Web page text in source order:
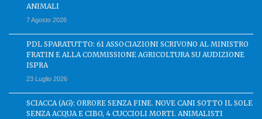
ANIMALI
7 Agosto 2026
PDL SPARATUTTO: 61 ASSOCIAZIONI SCRIVONO AL MINISTRO
FRATIN E ALLA COMMISSIONE AGRICOLTURA SU AUDIZIONE
ISPRA
23 Luglio 2026
SCIACCA (AG): ORRORE SENZA FINE. NOVE CANI SOTTO IL SOLE
SENZA ACQUA E CIBO, 4 CUCCIOLI MORTI. ANIMALISTI